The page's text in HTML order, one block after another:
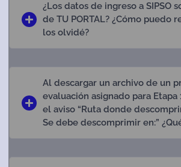
¿Los datos de ingreso a SIPSO
de TU PORTAL? ¿Cómo puedo
los olvidé?
Al descargar un archivo de un
evaluación asignado para Etapa
el aviso “Ruta donde
Se debe descomprimir en:”